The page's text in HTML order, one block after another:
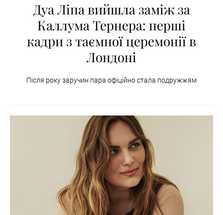
Дуа Ліпа вийшла заміж за
Каллума Тернера: перші
кадри з таємної церемонії в
Лондоні
Після року заручин пара офіційно стала подружжям